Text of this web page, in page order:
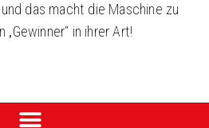
das macht die Maschine zu
„Gewinner“ in ihrer Art!